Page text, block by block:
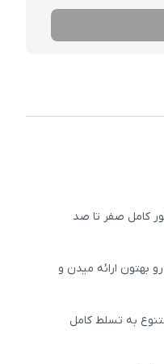
کامل صفر تا صد
بهتون ارائه میدن و
به تسلط کامل